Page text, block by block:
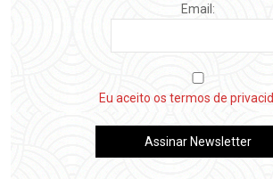
Email:
Eu aceito os termos de